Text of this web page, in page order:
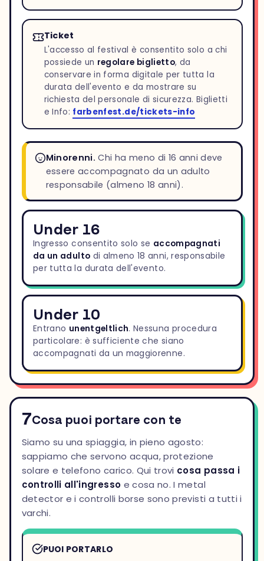
Ticket
L'accesso al festival è consentito solo a chi
possiede un regolare biglietto, da
conservare in forma digitale per tutta la
durata dell'evento e da mostrare su
richiesta del personale di sicurezza. Biglietti
e Info: farbenfest.de/tickets-info
Minorenni. Chi ha meno di 16 anni deve
essere accompagnato da un adulto
responsabile (almeno 18 anni).
Under 16
Ingresso consentito solo se accompagnati
da un adulto di almeno 18 anni, responsabile
per tutta la durata dell'evento.
Under 10
Entrano unentgeltlich. Nessuna procedura
particolare: è sufficiente che siano
accompagnati da un maggiorenne.
7Cosa puoi portare con te
Siamo su una spiaggia, in pieno agosto:
sappiamo che servono acqua, protezione
solare e telefono carico. Qui trovi cosa passa i
controlli all'ingresso e cosa no. I metal
detector e i controlli borse sono previsti a tutti i
varchi.
PUOI PORTARLO